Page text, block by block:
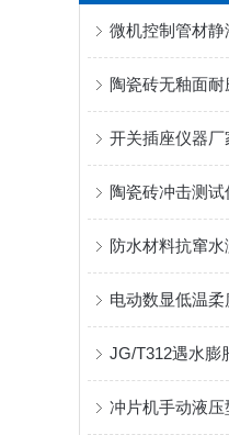
陶瓷砖无釉面
开关插座仪器
冲片机手动液压